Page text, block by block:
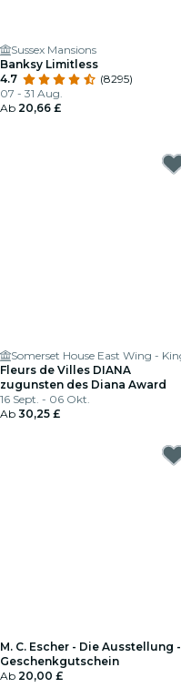
Sussex Mansions
Banksy Limitless
4.7
(8295)
07 - 31 Aug.
Ab 20,66 £
Fleurs de Villes DIANA
zugunsten des Diana Award
16 Sept. - 06 Okt.
Ab 30,25 £
M. C. Escher - Die Ausstellung -
Geschenkgutschein
Ab 20,00 £